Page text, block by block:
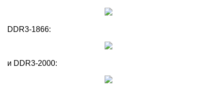
DDR3-1866:
и DDR3-2000: